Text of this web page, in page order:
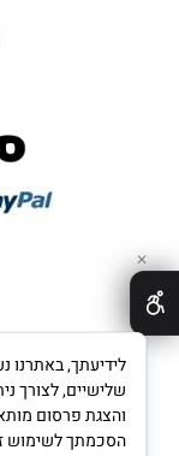
✕
שלישיים, לצורך
והצגת פרסום
הסכמתך לשימוש